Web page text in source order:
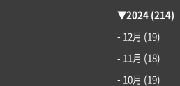
▼2024 (214)
- 12月 (19)
- 11月 (18)
- 10月 (19)